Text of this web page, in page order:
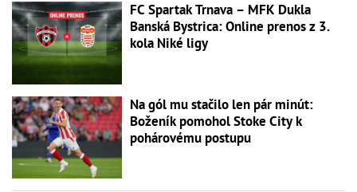
FC Spartak Trnava – MFK Dukla
Banská Bystrica: Online prenos z 3.
kola Niké ligy
Na gól mu stačilo len pár minút:
Boženík pomohol Stoke City k
pohárovému postupu